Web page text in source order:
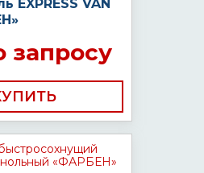
EXPRESS VAN
запросу